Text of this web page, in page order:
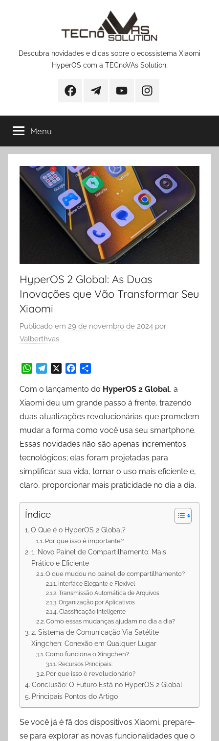
Descubra novidades e dicas sobre o ecossistema Xiaomi
HyperOS com a TECnoVAs Solution.
FacebookTelegramYouTubeInstagram
Menu
HyperOS 2 Global: As Duas
Inovações que Vão Transformar Seu
Xiaomi
Publicado em 29 de novembro de 2024 por
Valberthvas
h
a
s
A
p
p
e
l
g
r
a
m
a
c
b
o
o
k
h
a
e
Com o lançamento do HyperOS 2 Global, a
Xiaomi deu um grande passo à frente, trazendo
duas atualizações revolucionárias que prometem
mudar a forma como você usa seu smartphone.
Essas novidades não são apenas incrementos
tecnológicos; elas foram projetadas para
simplificar sua vida, tornar o uso mais eficiente e,
claro, proporcionar mais praticidade no dia a dia.
Índice
O Que é o HyperOS 2 Global?
Por que isso é importante?
1. Novo Painel de Compartilhamento: Mais
Prático e Eficiente
O que mudou no painel de compartilhamento?
Interface Elegante e Flexível
Transmissão Automática de Arquivos
Organização por Aplicativos
Classificação Inteligente
Como essas mudanças ajudam no dia a dia?
2. Sistema de Comunicação Via Satélite
Xingchen: Conexão em Qualquer Lugar
Como funciona o Xingchen?
Recursos Principais:
Por que isso é revolucionário?
Conclusão: O Futuro Está no HyperOS 2 Global
Principais Pontos do Artigo
Se você já é fã dos dispositivos Xiaomi, prepare-
se para explorar as novas funcionalidades que o